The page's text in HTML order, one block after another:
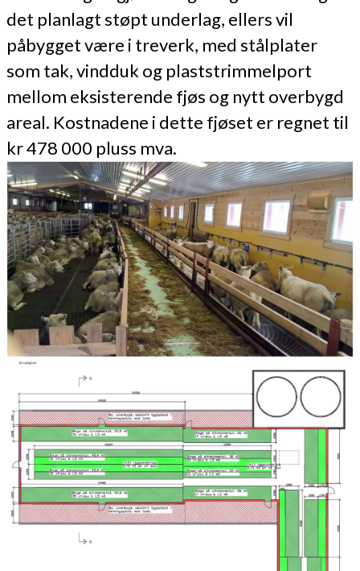
det planlagt støpt underlag, ellers vil
påbygget være i treverk, med stålplater
som tak, vindduk og plaststrimmelport
mellom eksisterende fjøs og nytt overbygd
areal. Kostnadene i dette fjøset er regnet til
kr 478 000 pluss mva.